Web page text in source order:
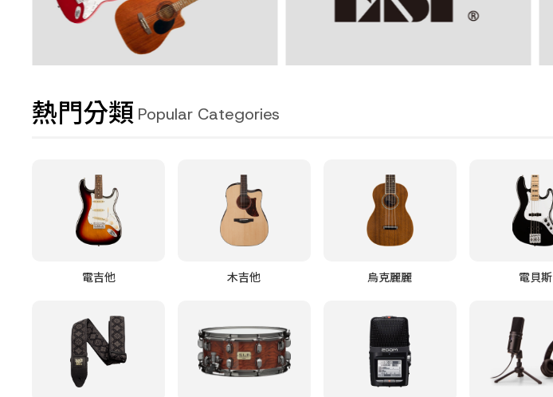
熱門分類 Popular Categories
電吉他 木吉他 烏克麗麗 電貝斯